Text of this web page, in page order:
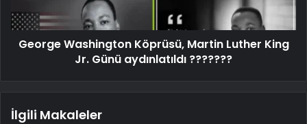
George Washington Köprüsü, Martin Luther King
Jr. Günü aydınlatıldı ???????
İlgili Makaleler